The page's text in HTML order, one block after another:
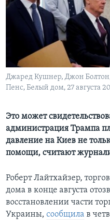
Learning English
СОЦИАЛЬНЫЕ СЕТИ
Языки
Джаред Кушнер, Джон
Пенс, Белый дом, 27 августа
Это может
администрация Трампа
давление на Киев не
помощи, считают
Роберт Лайтхайзер,
дома в конце августа
восстановлении части
Украины, сообщила в